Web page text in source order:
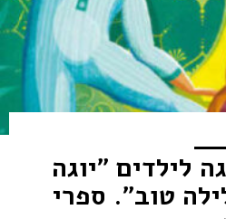
לילדים "יוגה
טוב". ספרי